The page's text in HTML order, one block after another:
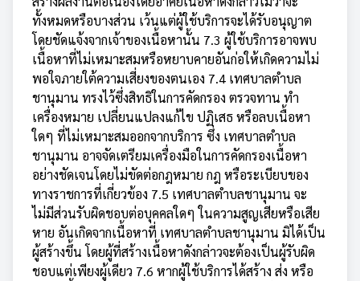
ทั้งหมดหรือบางส่วน เว้นแต่ผู้ใช้บริการจะได้รับอนุญาต
โดยชัดแจ้งจากเจ้าของเนื้อหานั้น 7.3 ผู้ใช้บริการอาจพบ
เนื้อหาที่ไม่เหมาะสมหรือหยาบคายอันก่อให้เกิดความไม่
พอใจภายใต้ความเสี่ยงของตนเอง 7.4 เทศบาลตำบล
ชานุมาน ทรงไว้ซึ่งสิทธิในการคัดกรอง ตรวจทาน ทำ
เครื่องหมาย เปลี่ยนแปลงแก้ไข ปฏิเสธ หรือลบเนื้อหา
ใดๆ ที่ไม่เหมาะสมออกจากบริการ ซึ่ง เทศบาลตำบล
ชานุมาน อาจจัดเตรียมเครื่องมือในการคัดกรองเนื้อหา
อย่างชัดเจนโดยไม่ขัดต่อกฎหมาย กฎ หรือระเบียบของ
ทางราชการที่เกี่ยวข้อง 7.5 เทศบาลตำบลชานุมาน จะ
ไม่มีส่วนรับผิดชอบต่อบุคคลใดๆ ในความสูญเสียหรือเสีย
หาย อันเกิดจากเนื้อหาที่ เทศบาลตำบลชานุมาน มิได้เป็น
ผู้สร้างขึ้น โดยผู้ที่สร้างเนื้อหาดังกล่าวจะต้องเป็นผู้รับผิด
ชอบแต่เพียงผู้เดียว 7.6 หากผู้ใช้บริการได้สร้าง ส่ง หรือ